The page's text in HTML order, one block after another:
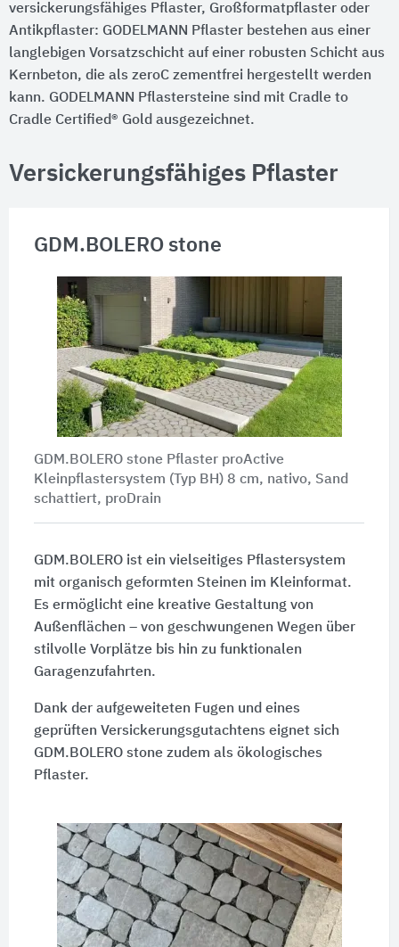
versickerungsfähiges Pflaster, Großformatpflaster oder
Antikpflaster: GODELMANN Pflaster bestehen aus einer
langlebigen Vorsatzschicht auf einer robusten Schicht aus
Kernbeton, die als zeroC zementfrei hergestellt werden
kann. GODELMANN Pflastersteine sind mit Cradle to
Cradle Certified® Gold ausgezeichnet.
Versickerungsfähiges Pflaster
GDM.BOLERO stone
GDM.BOLERO stone Pflaster proActive
Kleinpflastersystem (Typ BH) 8 cm, nativo, Sand
schattiert, proDrain
GDM.BOLERO ist ein vielseitiges Pflastersystem
mit organisch geformten Steinen im Kleinformat.
Es ermöglicht eine kreative Gestaltung von
Außenflächen – von geschwungenen Wegen über
stilvolle Vorplätze bis hin zu funktionalen
Garagenzufahrten.
Dank der aufgeweiteten Fugen und eines
geprüften Versickerungsgutachtens eignet sich
GDM.BOLERO stone zudem als ökologisches
Pflaster.